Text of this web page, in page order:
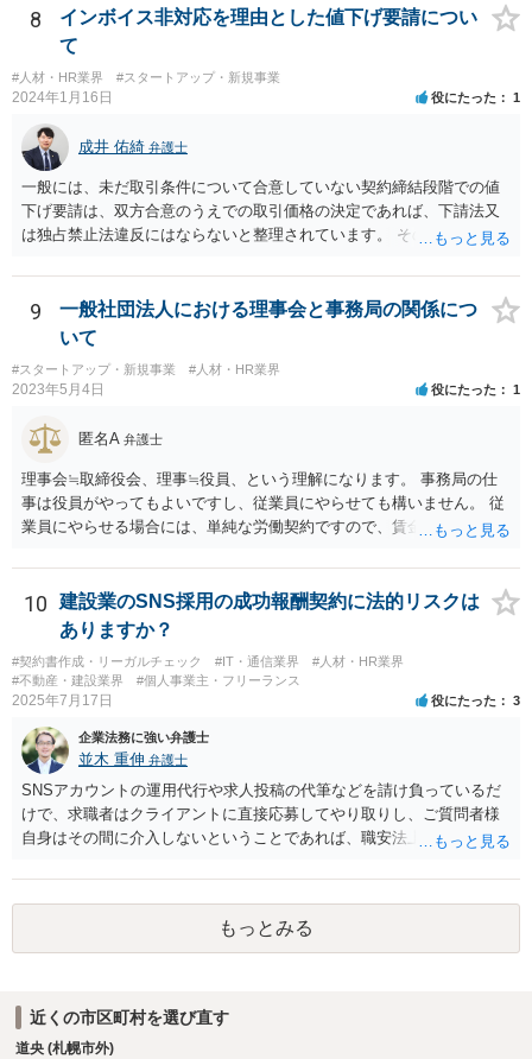
結するなど話をまとめていただいた方が宜しいかと存じます。 ②本掲
示板は法律相談に関する掲示板となりますので、法的な観点に限定し
た回答となりますが、一次的にB社から違約金の請求を受けるのはA社
と考えられます。 もっとも、貴社がスキームの決定をA社と共同して
行った場合、A社から事後的に違約金の一部について求償請求を受ける
可能性も否定はできません。 そのため、仮に当該スキームを実施する
にしても、A社に上記リスク（違約金を請求されるリスク）を負担して
貰える状況かというところも一つのポイントになろうかと存じます。
8
インボイス非対応を理由とした値下げ要請につい
て
#人材・HR業界 #スタートアップ・新規事業
2024年1月16日 役にたった 1
成井 佑綺 弁護士
一般には、未だ取引条件について合意していない契約締結段階での値
下げ要請は、双方合意のうえでの取引価格の決定であれば、下請法又
は独占禁止法違反にはならないと整理されています。 そのため、先方
（以下「差額」。本来仕入先が負担すべき部分。）について、契約締
結交渉の段階で減額要請をすること自体は直ちにこれらの法律に違反
するものではないと思われます。 一方で、諸経費等に照らし著しく低
い価格設定をされた場合などには、買いたたきとして下請法（同法第
４条第１項第５号）違反や優越的地位の濫用として独占禁止法違反と
なる可能性もありますので、ベースとしては、上記の差額を念頭に置
き、その他仕入れや諸経費の支払なども加味して、価格交渉を行うと
良いでしょう。 参考：公正取引委員会「免税事業者及びその取引先の
インボイス制度への対応に関するQ&A」 https://www.jftc.go.jp/dk/guid
eline/unyoukijun/invoice_qanda.html
9
一般社団法人における理事会と事務局の関係につ
いて
#スタートアップ・新規事業 #人材・HR業界
2023年5月4日 役にたった 1
匿名A 弁護士
理事会≒取締役会、理事≒役員、という理解になります。 事務局の仕
事は役員がやってもよいですし、従業員にやらせても構いません。 従
業員にやらせる場合には、単純な労働契約ですので、賃金や労働条件
の同意があれば可能ですが、会社に例えると従業員をすべて取締役に
するようなものなので、望ましいかどうかは検討が必要です。
10
建設業のSNS採用の成功報酬契約に法的リスクは
ありますか？
#契約書作成・リーガルチェック #IT・通信業界
#人材・HR業界
#不動産・建設業界
#個人事業主・フリーランス
2025年7月17日 役にたった 3
企業法務に強い弁護士
並木 重伸 弁護士
SNSアカウントの運用代行や求人投稿の代筆などを請け負っているだ
けで、求職者はクライアントに直接応募してやり取りし、ご質問者様
自身はその間に介入しないということであれば、職安法上の「募集情
られます。 求職者の情報を収集する場合は「特定募集情報等提供事
業」に該当して届出が必要になりますが、ご質問内容を見る限りそれ
にも該当しないと思われます。もっとみる
近くの市区町村を選び直す
道央 (札幌市外)